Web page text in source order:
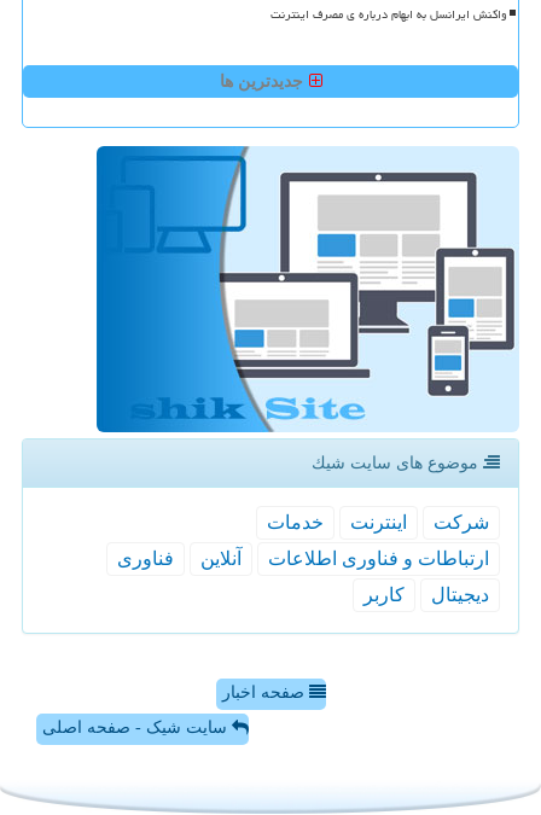
واکنش ایرانسل به ابهام درباره ی مصرف اینترنت
جدیدترین ها
موضوع های سایت شیك
شركت اینترنت
خدمات
ارتباطات و فناوری اطلاعات
آنلاین
فناوری
دیجیتال
كاربر
صفحه اخبار
سایت شیک - صفحه اصلی